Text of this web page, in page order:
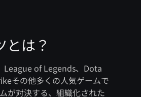
とは？
League of Legends、Dota
その他多くの人気ゲームで
が対決する、組織化された